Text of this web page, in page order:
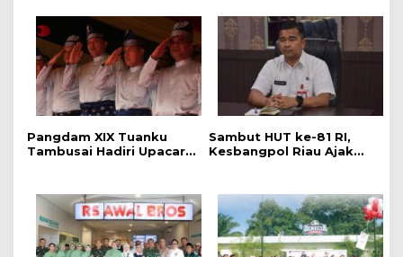
Pangdam XIX Tuanku
Tambusai Hadiri Upacara
Sambut HUT ke-81 RI,
Kesbangpol Riau Ajak